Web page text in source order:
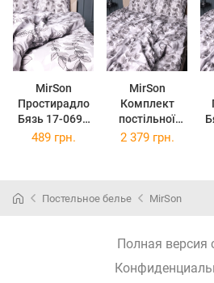
MirSon
Простирадло
Бязь 17-0695
Silver Foliage
MirSon
Комплект
постільної
білизни Бязь
489 грн. 2 379 грн.
Постельное белье MirSon
Полная версия